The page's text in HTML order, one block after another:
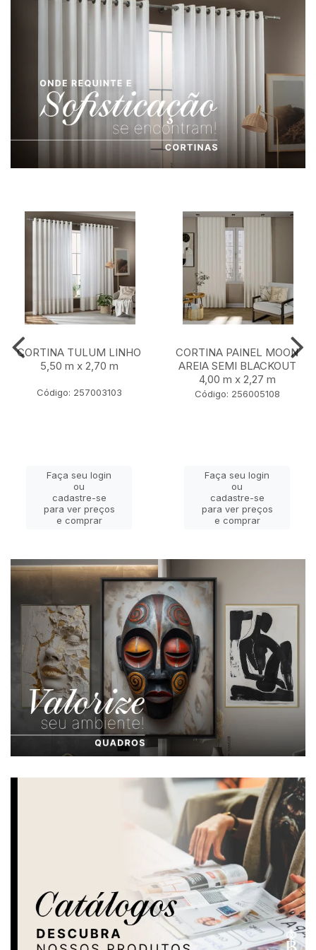
CORTINA TULUM LINHO
5,50 m x 2,70 m
Código: 257003103
Faça seu login
ou
cadastre-se
para ver preços
e comprar
CORTINA PAINEL MOON
AREIA SEMI BLACKOUT
4,00 m x 2,27 m
Código: 256005108
Faça seu login
ou
cadastre-se
para ver preços
e comprar